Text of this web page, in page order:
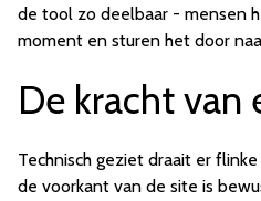
de tool zo deelbaar - mensen
moment en sturen het door
De kracht van
Technisch geziet draait er
de voorkant van de site is